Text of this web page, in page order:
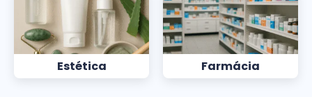
Estética Farmácia